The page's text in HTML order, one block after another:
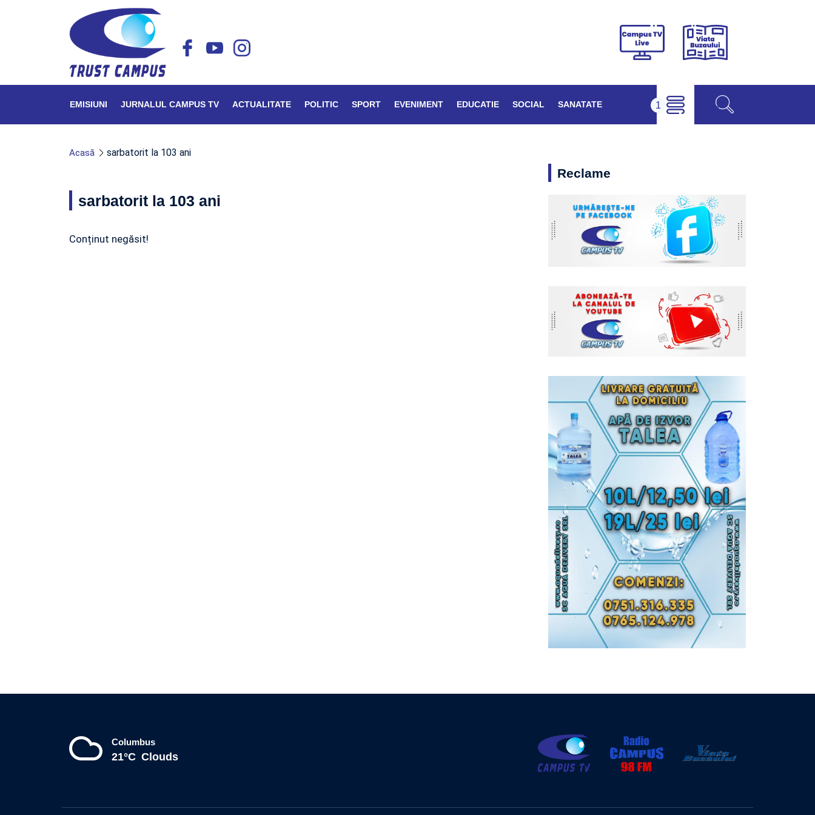
Campus
Viața
EMISIUNI JURNALUL CAMPUS TV ACTUALITATE POLITIC SPORT EVENIMENT EDUCATIE SOCIAL SANATATE
Acasă sarbatorit la 103 ani
sarbatorit la 103 ani
Conținut negăsit!
Reclame
Columbus
21°C Clouds